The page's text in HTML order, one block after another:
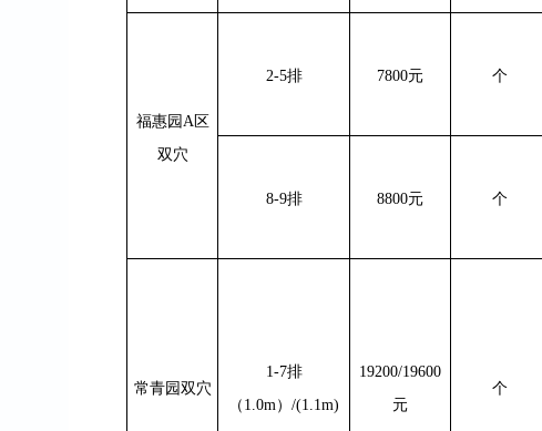
福惠园 A区
双穴
2-5排 7800元
个
8-9排 8800元 个
常青园双穴
1-7排
（ 1.0m） /(1.1m)
19200/19600
元
个